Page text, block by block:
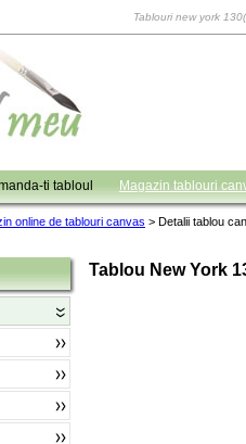
Tablouri new york
ti tabloul Magazin tablouri
online de tablouri canvas > Detalii tablou
Tablou New York